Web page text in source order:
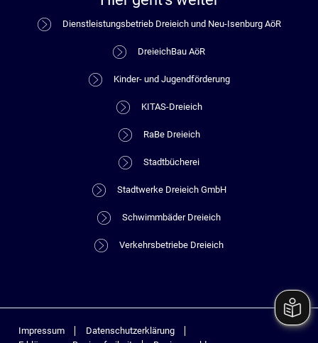
Dienstleistungsbetrieb Dreieich und Neu-Isenburg AöR
DreieichBau AöR
Kinder- und Jugendförderung
KITAS-Dreieich
RaBe Dreieich
Stadtbücherei
Stadtwerke Dreieich GmbH
Schwimmbäder Dreieich
Verkehrsbetriebe Dreieich
Impressum
Datenschutzerklärung